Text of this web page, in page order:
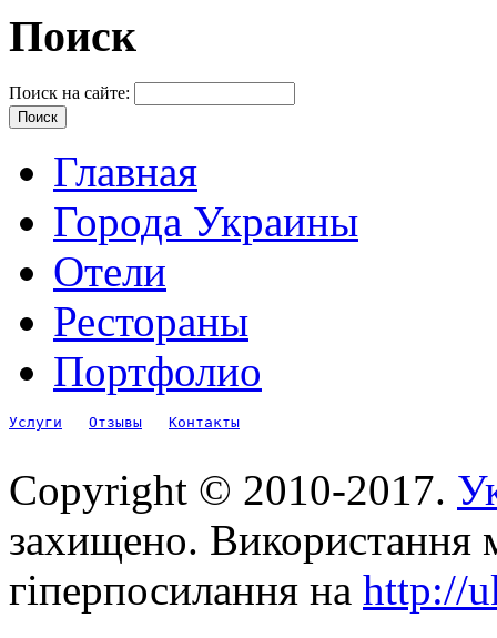
Поиск
Поиск на сайте:
Главная
Города Украины
Отели
Рестораны
Портфолио
Услуги Отзывы Контакты
Copyright © 2010-2017.
захищено. Використання
гіперпосилання на http://